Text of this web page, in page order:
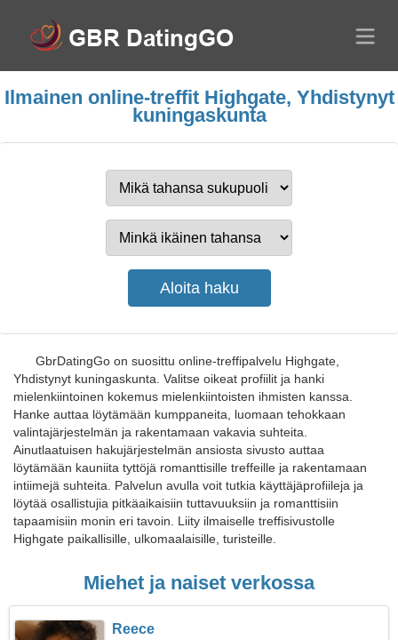
Ilmainen online-treffit Highgate, Yhdistynyt
kuningaskunta
GbrDatingGo on suosittu online-treffipalvelu Highgate,
Yhdistynyt kuningaskunta. Valitse oikeat profiilit ja hanki
mielenkiintoinen kokemus mielenkiintoisten ihmisten kanssa.
Hanke auttaa löytämään kumppaneita, luomaan tehokkaan
valintajärjestelmän ja rakentamaan vakavia suhteita.
Ainutlaatuisen hakujärjestelmän ansiosta sivusto auttaa
löytämään kauniita tyttöjä romanttisille treffeille ja rakentamaan
intiimejä suhteita. Palvelun avulla voit tutkia käyttäjäprofiileja ja
löytää osallistujia pitkäaikaisiin tuttavuuksiin ja romanttisiin
tapaamisiin monin eri tavoin. Liity ilmaiselle treffisivustolle
Highgate paikallisille, ulkomaalaisille, turisteille.
Miehet ja naiset verkossa
Reece